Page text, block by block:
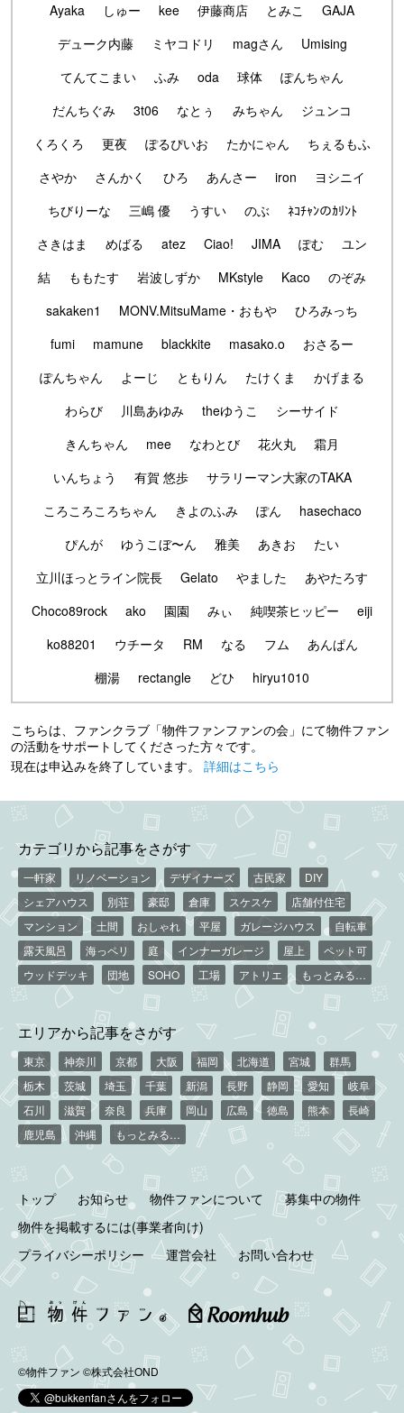
Ayaka
しゅー kee 伊藤商店 とみこ
GAJA
デューク内藤
ミヤコドリ magさん
Umising
てんてこまい
ふみ oda 球体
ぽんちゃん
だんちぐみ
3t06 なとぅ みちゃん
ジュンコ
くろくろ
更夜 ぽるぴいお たかにゃん
ちぇるもふ
さやか
さんかく ひろ あんさー iron
ヨシニイ
ちびりーな
三嶋 優 うすい のぶ
ﾈｺﾁｬﾝのｶﾘﾝﾄ
さきはま
めばる atez Ciao! JIMA ぽむ
ユン
結
ももたす 岩波しずか MKstyle Kaco
のぞみ
sakaken1
MONV.MitsuMame・おもや
ひろみっち
fumi
mamune blackkite masako.o
おさるー
ぽんちゃん
よーじ ともりん たけくま
かげまる
わらび
川島あゆみ theゆうこ
シーサイド
きんちゃん
mee なわとび 花火丸
霜月
いんちょう
有賀 悠歩
サラリーマン大家のTAKA
ころころころちゃん
きよのふみ ぽん
hasechaco
ぴんが
ゆうこぼ〜ん 雅美 あきお
たい
立川ほっとライン院長
Gelato やました
あやたろす
Choco89rock
ako 園園 みぃ 純喫茶ヒッピー
eiji
ko88201
ウチータ RM なる フム
あんぱん
棚湯
rectangle どひ hiryu1010
こちらは、ファンクラブ「物件ファンファンの会」にて物件ファン
の活動をサポートしてくださった方々です。
現在は申込みを終了しています。 詳細はこちら
カテゴリから記事をさがす
一軒家 リノベーション デザイナーズ 古民家
DIY
シェアハウス
別荘 豪邸 倉庫 スケスケ
店舗付住宅
マンション
土間 おしゃれ 平屋 ガレージハウス
自転車
露天風呂
海っペリ 庭 インナーガレージ 屋上
ペット可
ウッドデッキ
団地 SOHO 工場 アトリエ もっとみる…
エリアから記事をさがす
東京 神奈川 京都 大阪 福岡 北海道 宮城
群馬
栃木
茨城 埼玉 千葉 新潟 長野 静岡 愛知
岐阜
石川
滋賀 奈良 兵庫 岡山 広島 徳島 熊本
長崎
鹿児島
沖縄 もっとみる…
トップ お知らせ 物件ファンについて
募集中の物件
物件を掲載するには(事業者向け)
プライバシーポリシー
運営会社 お問い合わせ
©物件ファン ©株式会社OND